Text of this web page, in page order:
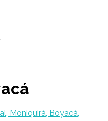
Moniquirá, Boyacá,